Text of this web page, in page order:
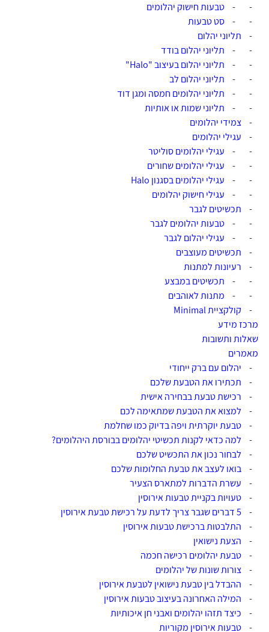
-
-
טבעות חישוק יהלומים
-
-
סט טבעות
-
תליוני יהלום
-
-
תליוני יהלום בודד
-
-
תליוני יהלום בעיצוב "Halo"
-
-
תליוני יהלום לב
-
-
תליוני יהלומים חמסה ומגן דוד
-
-
תליוני שמות או אותיות
-
צמידי יהלומים
-
עגילי יהלומים
-
-
עגילי יהלומים סוליטר
-
-
עגילי יהלומים שחורים
-
-
עגילי יהלומים בסגנון Halo
-
-
עגילי חישוק יהלומים
-
תכשיטים לגבר
-
-
טבעות יהלומים לגבר
-
-
עגילי יהלום לגבר
-
תכשיטים מעוצבים
-
רעיונות למתנות
-
-
תכשיטים במבצע
-
-
מתנות לאוהבים
-
קולקציית Minimal
מרכז מידע
שאלות ותשובות
מאמרים
-
יהלום עם ברק ייחודי
-
תכתירו את הטבעת שלכם
-
רכישת טבעת בבחירה אישית
-
למצוא את הטבעת שמתאימה לכם
-
טבעת יוקרתית ויפה בדיוק כמו שחלמת
-
למה כדאי לקנות תכשיטי יהלומים בבורסת היהלומים?
-
לבחור נכון את התכשיט שלכם
-
בואו לעצב את טבעת החלומות שלכם
-
עשרת הדברות למתארס הצעיר
-
טעויות בקניית טבעות אירוסין
-
5 דברים שגבר צריך לדעת על רכישת טבעת אירוסין
-
התלבטות ברכישת טבעות אירוסין
-
הצעת נישואין
-
טבעת יהלומים רכישה חכמה
-
צורות שונות של יהלומים
-
ההבדל בין טבעת נישואין לטבעת אירוסין
-
המילה האחרונה בעיצוב טבעות אירוסין
-
כיצד תזהו יהלומים ואבני חן איכותיות
-
טבעות אירוסין מקוריות